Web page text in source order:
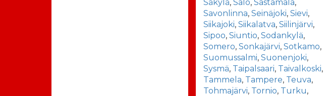
Säkylä,Salo,Sastamala,
Savonlinna,Seinäjoki,Sievi,
Siikajoki,Siikalatva,Siilinjärvi,
Sipoo,Siuntio,Sodankylä,
Somero,Sonkajärvi,Sotkamo,
Suomussalmi,Suonenjoki,
Sysmä, Taipalsaari, Taivalkoski,
Tammela, Tampere, Teuva,
Tohmajärvi, Tornio, Turku,